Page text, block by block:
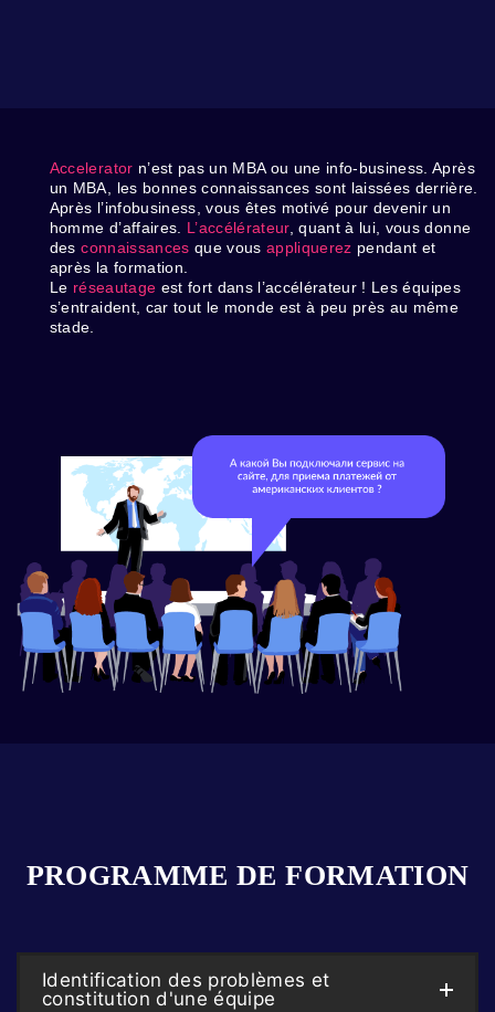
Accelerator n’est pas un MBA ou une info-business. Après
un MBA, les bonnes connaissances sont laissées derrière.
Après l’infobusiness, vous êtes motivé pour devenir un
homme d’affaires. L’accélérateur, quant à lui, vous donne
des connaissances que vous appliquerez pendant et
après la formation.
Le réseautage est fort dans l’accélérateur ! Les équipes
s’entraident, car tout le monde est à peu près au même
stade.
PROGRAMME DE FORMATION
Identification des problèmes et
constitution d'une équipe